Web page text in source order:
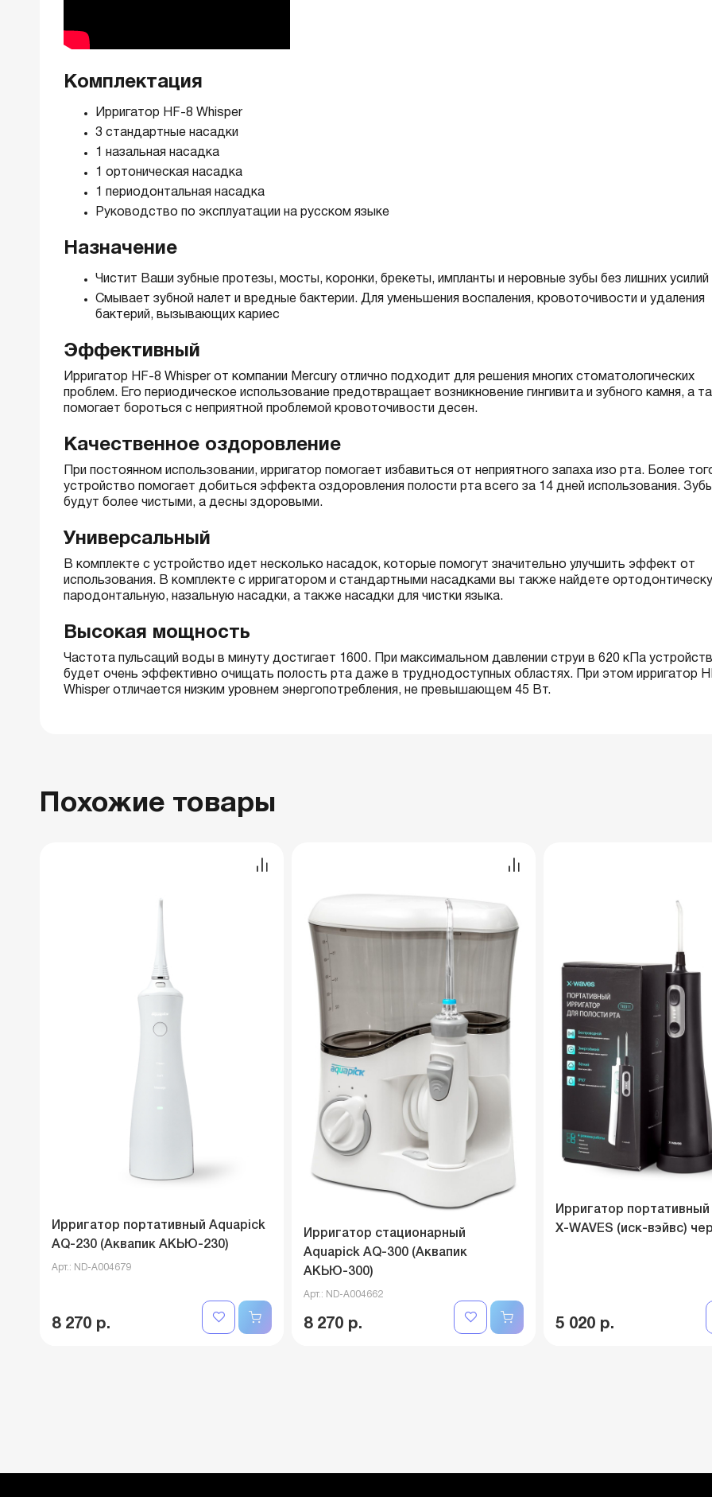
Комплектация
Ирригатор HF-8 Whisper
3 стандартные насадки
1 назальная насадка
1 ортоническая насадка
1 периодонтальная насадка
Руководство по эксплуатации на русском языке
Назначение
Чистит Ваши зубные протезы, мосты, коронки, брекеты, импланты и неровные зубы без лишних усилий
Смывает зубной налет и вредные бактерии. Для уменьшения воспаления, кровоточивости и удаления
бактерий, вызывающих кариес
Эффективный
Ирригатор HF-8 Whisper от компании Mercury отлично подходит для решения многих стоматологических
проблем. Его периодическое использование предотвращает возникновение гингивита и зубного камня, а
помогает бороться с неприятной проблемой кровоточивости десен.
Качественное оздоровление
При постоянном использовании, ирригатор помогает избавиться от неприятного запаха изо рта. Более
устройство помогает добиться эффекта оздоровления полости рта всего за 14 дней использования.
будут более чистыми, а десны здоровыми.
Универсальный
В комплекте с устройство идет несколько насадок, которые помогут значительно улучшить эффект от
использования. В комплекте с ирригатором и стандартными насадками вы также найдете
пародонтальную, назальную насадки, а также насадки для чистки языка.
Высокая мощность
Частота пульсаций воды в минуту достигает 1600. При максимальном давлении струи в 620 кПа
будет очень эффективно очищать полость рта даже в труднодоступных областях. При этом ирригатор
Whisper отличается низким уровнем энергопотребления, не превышающем 45 Вт.
Похожие товары
Ирригатор портативный Aquapick
AQ-230 (Аквапик АКЬЮ-230)
Арт.: ND-A004679
8 270 р.
Ирригатор стационарный
Aquapick AQ-300 (Аквапик
АКЬЮ-300)
Арт.: ND-A004662
8 270 р.
Ирригатор
X-WAVES (иск-вэйвс)
5 020 р.